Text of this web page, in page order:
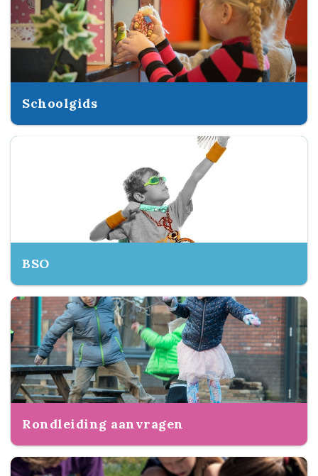
Schoolgids
BSO
Rondleiding aanvragen